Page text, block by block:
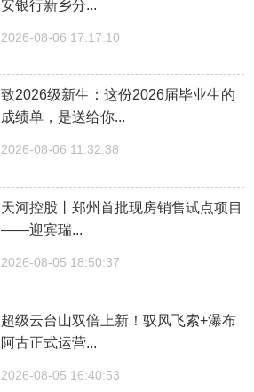
安银行新乡分...
2026-08-06 17:17:10
致2026级新生：这份2026届毕业生的
成绩单，是送给你...
2026-08-06 11:32:38
天河控股丨郑州首批现房销售试点项目
——迎宾瑞...
2026-08-05 18:50:37
超级云台山双倍上新！驭风飞索+瀑布
阿古正式运营...
2026-08-05 16:40:53